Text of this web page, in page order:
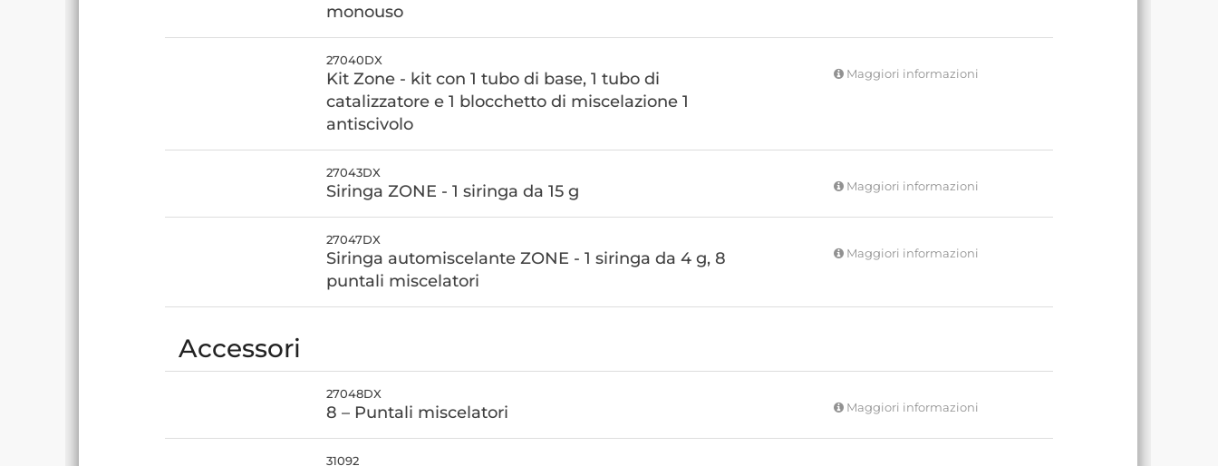
monouso
27040DX
Kit Zone - kit con 1 tubo di base, 1 tubo di
catalizzatore e 1 blocchetto di miscelazione 1
antiscivolo
Maggiori informazioni
27043DX
Siringa ZONE - 1 siringa da 15 g Maggiori informazioni
27047DX
Siringa automiscelante ZONE - 1 siringa da 4 g, 8
puntali miscelatori
Maggiori informazioni
Accessori
27048DX
8 – Puntali miscelatori Maggiori informazioni
31092